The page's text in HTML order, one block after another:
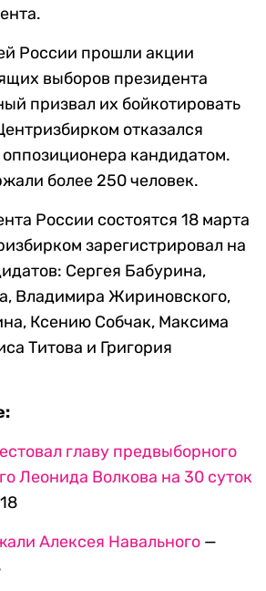
России прошли акции
выборов президента
призвал их бойкотировать
отказался
оппозиционера кандидатом.
более 250 человек.
России состоятся 18 марта
зарегистрировал на
Сергея Бабурина,
Владимира Жириновского,
Ксению Собчак, Максима
Титова и Григория
главу предвыборного
Леонида Волкова на 30 суток
Алексея Навального —